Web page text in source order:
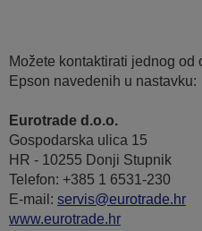
Možete kontaktirati jednog
Epson navedenih u nastavku:
Eurotrade d.o.o.
Gospodarska ulica 15
HR - 10255 Donji Stupnik
Telefon: +385 1 6531-230
E-mail: servis@eurotrade.hr
www.eurotrade.hr